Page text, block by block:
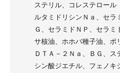
ステリル、コレステロー
ルタミドリシンＮａ、セラ
Ｇ、セラミドＮＰ、セラミ
サ核油、ホホバ種子油、ポ
ＤＴＡ－２Ｎａ、ＢＧ、
シン酸ジエチル、フェノキ